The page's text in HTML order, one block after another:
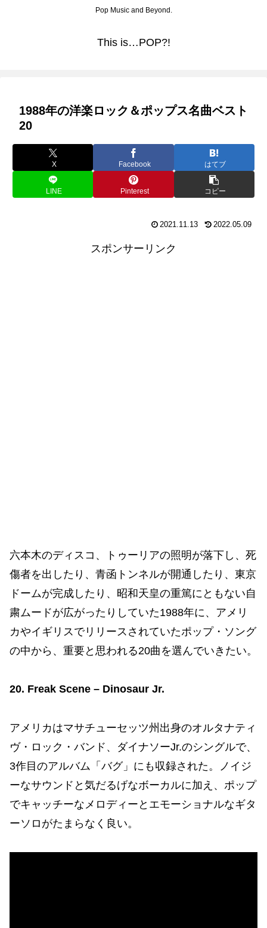
Pop Music and Beyond.
This is…POP?!
1988年の洋楽ロック＆ポップス名曲ベスト
20
X Facebook はてブ
LINE Pinterest コピー
2021.11.13 2022.05.09
スポンサーリンク
六本木のディスコ、トゥーリアの照明が落下し、死
傷者を出したり、青函トンネルが開通したり、東京
ドームが完成したり、昭和天皇の重篤にともない自
粛ムードが広がったりしていた1988年に、アメリ
カやイギリスでリリースされていたポップ・ソング
の中から、重要と思われる20曲を選んでいきたい。
20. Freak Scene – Dinosaur Jr.
アメリカはマサチューセッツ州出身のオルタナティ
ヴ・ロック・バンド、ダイナソーJr.のシングルで、
3作目のアルバム「バグ」にも収録された。ノイジ
ーなサウンドと気だるげなボーカルに加え、ポップ
でキャッチーなメロディーとエモーショナルなギタ
ーソロがたまらなく良い。